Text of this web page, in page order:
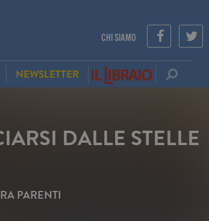
CHI SIAMO
NEWSLETTER
DALLE STELLE
PARENTI